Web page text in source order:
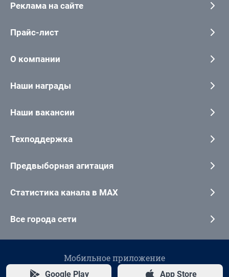
Реклама на сайте
Прайс-лист
О компании
Наши награды
Наши вакансии
Техподдержка
Предвыборная агитация
Статистика канала в MAX
Все города сети
Мобильное приложение
Google Play App Store